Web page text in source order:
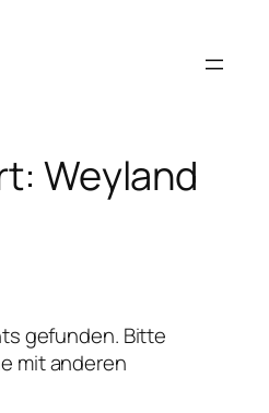
Weyland
gefunden. Bitte
mit anderen